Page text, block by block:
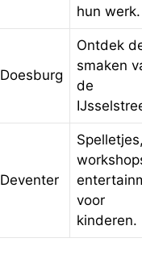
hun werk.
Doesburg
Ontdek
smaken
de
Deventer
voor
kinderen.